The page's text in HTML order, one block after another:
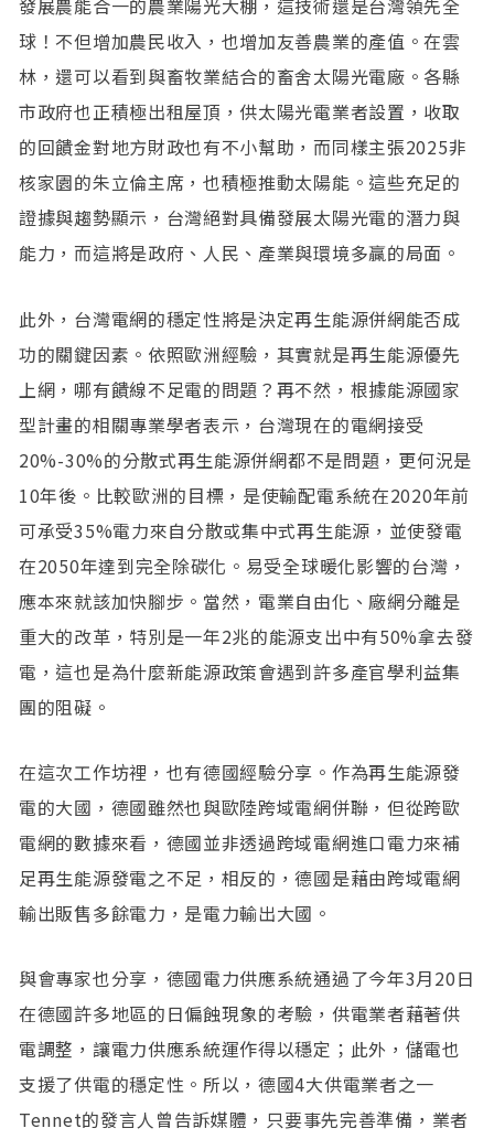
發展農能合一的農業陽光大棚，這技術還是台灣領先全
球！不但增加農民收入，也增加友善農業的產值。在雲
林，還可以看到與畜牧業結合的畜舍太陽光電廠。各縣
市政府也正積極出租屋頂，供太陽光電業者設置，收取
的回饋金對地方財政也有不小幫助，而同樣主張2025非
核家園的朱立倫主席，也積極推動太陽能。這些充足的
證據與趨勢顯示，台灣絕對具備發展太陽光電的潛力與
能力，而這將是政府、人民、產業與環境多贏的局面。
此外，台灣電網的穩定性將是決定再生能源併網能否成
功的關鍵因素。依照歐洲經驗，其實就是再生能源優先
上網，哪有饋線不足電的問題？再不然，根據能源國家
型計畫的相關專業學者表示，台灣現在的電網接受
20%-30%的分散式再生能源併網都不是問題，更何況是
10年後。比較歐洲的目標，是使輸配電系統在2020年前
可承受35%電力來自分散或集中式再生能源，並使發電
在2050年達到完全除碳化。易受全球暖化影響的台灣，
應本來就該加快腳步。當然，電業自由化、廠網分離是
重大的改革，特別是一年2兆的能源支出中有50%拿去發
電，這也是為什麼新能源政策會遇到許多產官學利益集
團的阻礙。
在這次工作坊裡，也有德國經驗分享。作為再生能源發
電的大國，德國雖然也與歐陸跨域電網併聯，但從跨歐
電網的數據來看，德國並非透過跨域電網進口電力來補
足再生能源發電之不足，相反的，德國是藉由跨域電網
輸出販售多餘電力，是電力輸出大國。
與會專家也分享，德國電力供應系統通過了今年3月20日
在德國許多地區的日偏蝕現象的考驗，供電業者藉著供
電調整，讓電力供應系統運作得以穩定；此外，儲電也
支援了供電的穩定性。所以，德國4大供電業者之一
Tennet的發言人曾告訴媒體，只要事先完善準備，業者